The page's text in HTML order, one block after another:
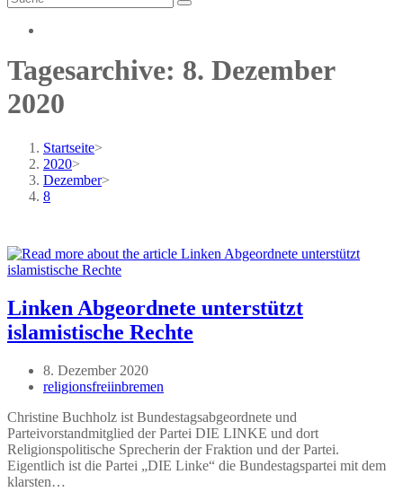
Tagesarchive: 8. Dezember
2020
Startseite>
2020>
Dezember>
8
Linken Abgeordnete unterstützt
islamistische Rechte
Beitrag
veröffentlicht:
8. Dezember 2020
Beitrags-
religionsfreiinbremen
Christine Buchholz ist Bundestagsabgeordnete und
Parteivorstandmitglied der Partei DIE LINKE und dort
Religionspolitische Sprecherin der Fraktion und der Partei.
Eigentlich ist die Partei „DIE Linke“ die Bundestagspartei mit dem
klarsten…